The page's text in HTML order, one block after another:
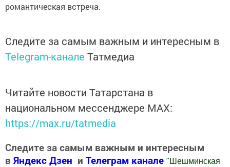
романтическая встреча.
Следите за самым важным и интересным в
Telegram-канале Татмедиа
Читайте новости Татарстана в
национальном мессенджере MАХ:
https://max.ru/tatmedia
Следите за самым важным и интересным
в Яндекс Дзен и Телеграм канале " Шешминская